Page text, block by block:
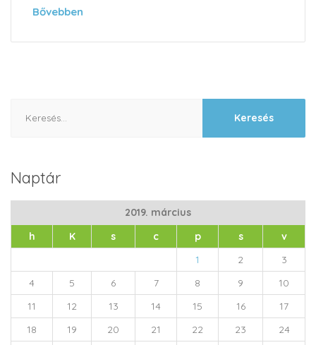
Bővebben
Naptár
2019. március
h
K s c p s
v
1
2
3
4
5 6 7 8 9
10
11
12 13 14 15 16
17
18
19 20 21 22 23
24